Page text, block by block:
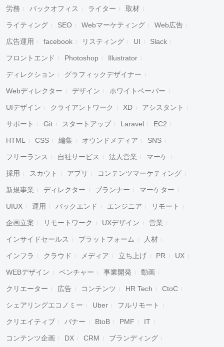
労務 バックオフィス ライター 取材
ライティング SEO Webマーケティング Web広告
広告運用 facebook リスティング UI Slack
フロントエンド Photoshop Illustrator
ディレクション グラフィックデザイナー
Webディレクター デザイン ホワイトペーパー
UIデザイン クライアントワーク XD アシスタント
サポート Git スタートアップ Laravel EC2
HTML CSS 編集 オウンドメディア SNS
フリーランス 自社サービス 法人営業 マーケ
採用 スカウト アプリ コンテンツマーケティング
新規事業 ディレクター プランナー マーケター
UIUX 運用 バックエンド エンジニア リモート
企画立案 リモートワーク UXデザイン 営業
インサイドセールス プラットフォーム 人材
インフラ クラウド メディア 立ち上げ PR UX
WEBデザイン ベンチャー 事業開発 動画
クリエーター 広告 コンテンツ HR Tech CtoC
シェアリングエコノミー Uber フルリモート
クリエイティブ バナー BtoB PMF IT
コンテンツ企画 DX CRM ブランディング